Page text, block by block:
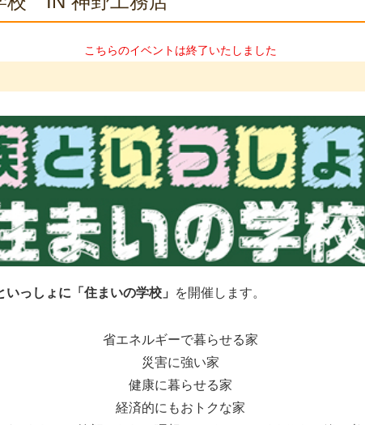
こちらのイベントは終了いたしました
いっしょに「住まいの学校」 を開催します。
省エネルギーで暮らせる家
災害に強い家
健康に暮らせる家
経済的にもおトクな家